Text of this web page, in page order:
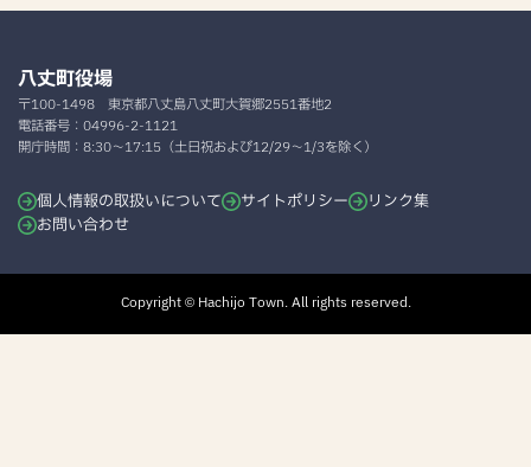
八丈町役場
〒100-1498 東京都八丈島八丈町大賀郷2551番地2
電話番号： 04996-2-1121
開庁時間： 8:30～17:15（土日祝および12/29～1/3を除く）
個人情報の取扱いについて サイトポリシー
リンク集
お問い合わせ
Copyright © Hachijo Town. All rights reserved.